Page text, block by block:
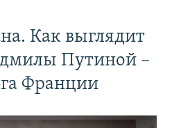
Как выглядит
Путиной –
Франции